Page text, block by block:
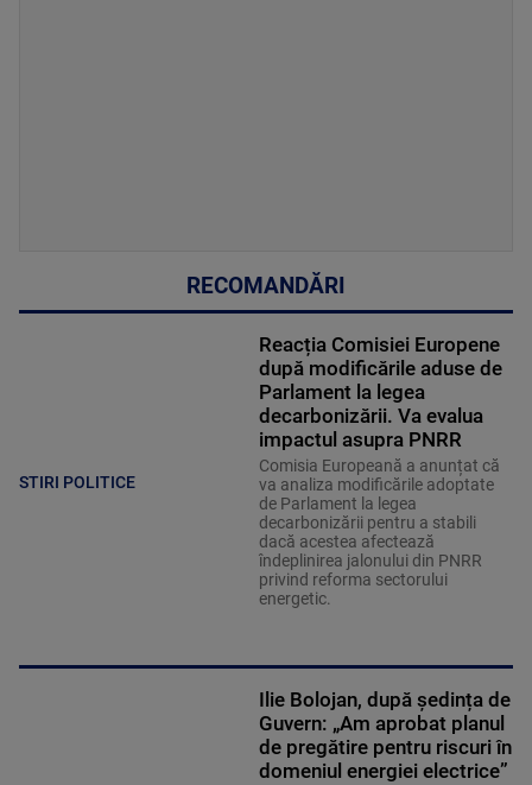
RECOMANDĂRI
STIRI POLITICE
Reacția Comisiei Europene
după modificările aduse de
Parlament la legea
decarbonizării. Va evalua
impactul asupra PNRR
Comisia Europeană a anunțat că
va analiza modificările adoptate
de Parlament la legea
decarbonizării pentru a stabili
dacă acestea afectează
îndeplinirea jalonului din PNRR
privind reforma sectorului
energetic.
Ilie Bolojan, după ședința de
Guvern: „Am aprobat planul
de pregătire pentru riscuri în
domeniul energiei electrice”